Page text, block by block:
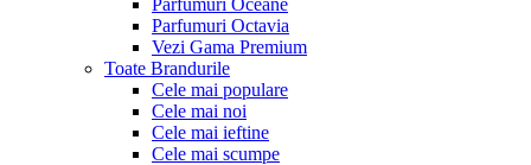
Parfumuri Octavia
Vezi Gama Premium
Toate Brandurile
Cele mai populare
Cele mai noi
Cele mai ieftine
Cele mai scumpe